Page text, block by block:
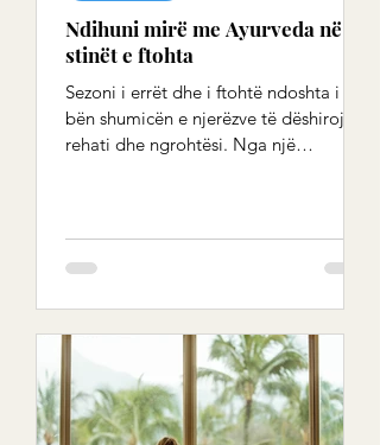
Ndihuni mirë me Ayurveda në
stinët e ftohta
Sezoni i errët dhe i ftohtë ndoshta i
bën shumicën e njerëzve të dëshirojnë
rehati dhe ngrohtësi. Nga një